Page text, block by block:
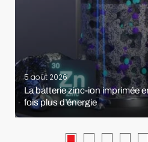
5 août 2026
La batterie zinc-ion imprimée
fois plus d’énergie